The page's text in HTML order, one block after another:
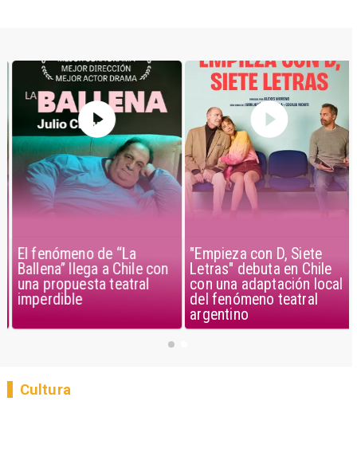
El fenómeno de “La
Ballena” llega a Chile con
una propuesta teatral
imperdible
"Empieza con D, Siete
Letras" debuta en Chile
con una adaptación local
del fenómeno teatral
argentino
Cultura